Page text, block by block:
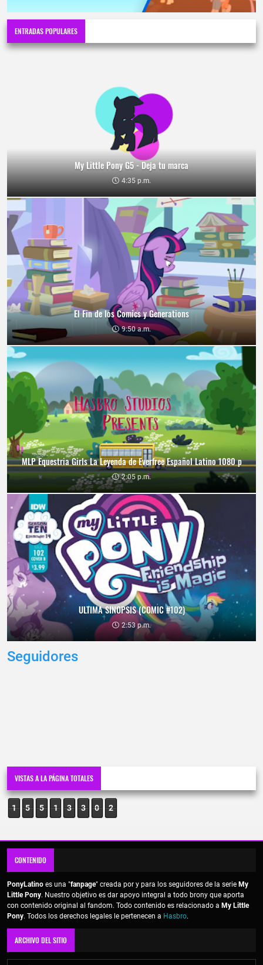
ENTRADAS POPULARES
My Little Pony G5 - Deja tu marca
4:35 p.m.
El Fin de los Comics y Generations
9:50 a.m.
MLP Equestria Girls La Leyenda de Everfree Español Latino 1080 p
2:05 p.m.
ULTIMA SINOPSIS (COMIC #102)
2:53 p.m.
Seguidores
VISTAS A LA PÁGINA TOTALES
1 5 5 1 3 3 0 2
CONTENIDO
PonyLatino es una "fanpage" creada por y para los seguidores de la serie My
Little Pony. Nuestro objetivo es dar apoyo integral a todo brony que aporta
con contenido original al fandom. Todo contenido es relacionado a My Little
Pony. Todos los derechos legales le pertenecen a Hasbro.
ARCHIVO DEL SITIO